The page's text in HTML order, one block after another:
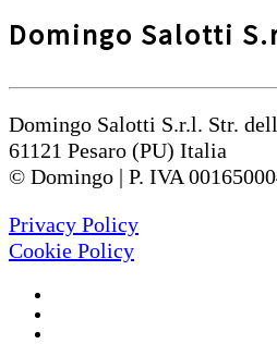
Domingo Salotti
Domingo Salotti S.r.l. Str.
61121 Pesaro (PU) Italia
© Domingo | P. IVA
Privacy Policy
Cookie Policy